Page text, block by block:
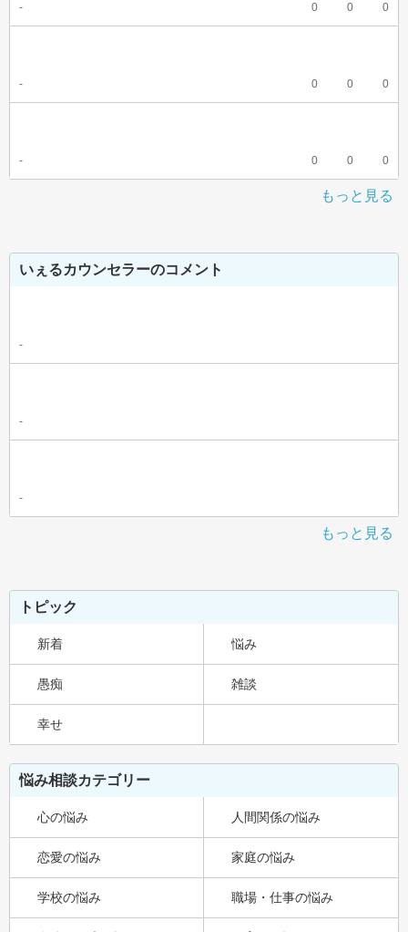
- 0 0 0
- 0 0 0
- 0 0 0
もっと見る
いぇるカウンセラーのコメント
-
-
-
もっと見る
トピック
新着 悩み
愚痴 雑談
幸せ
悩み相談カテゴリー
心の悩み 人間関係の悩み
恋愛の悩み 家庭の悩み
学校の悩み 職場・仕事の悩み